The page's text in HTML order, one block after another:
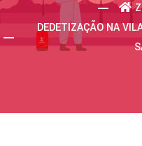
DEDETIZAÇÃO NA